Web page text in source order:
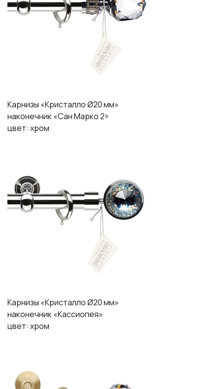
Карнизы «Кристалло Ø20 мм»
наконечник «Сан Марко 2»
цвет: хром
Карнизы «Кристалло Ø20 мм»
наконечник «Кассиопея»
цвет: хром